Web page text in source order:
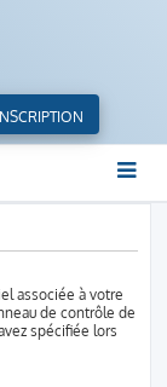
associée à votre
de contrôle de
spécifiée lors